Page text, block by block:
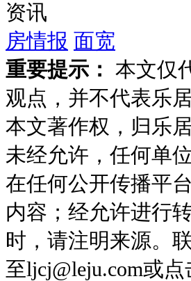
资讯
房情报 面宽
重要提示：
本文仅
观点，并不代表乐
本文著作权，归乐
未经允许，任何单
在任何公开传播平
内容；经允许进行
时，请注明来源。
至ljcj@leju.com或点